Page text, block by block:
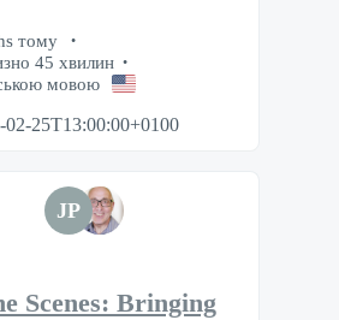
тому
45 хвилин
мовою
02-25T13:00:00+0100
JP
Scenes: Bringing